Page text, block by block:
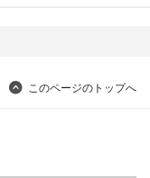
このページのトップへ